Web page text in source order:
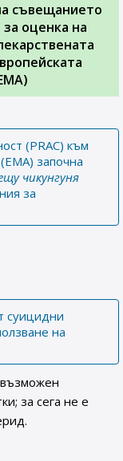
съвeщанието
оценка на
(PRAC) към
започна
чикунгуня
за
суицидни
на
за сега не е